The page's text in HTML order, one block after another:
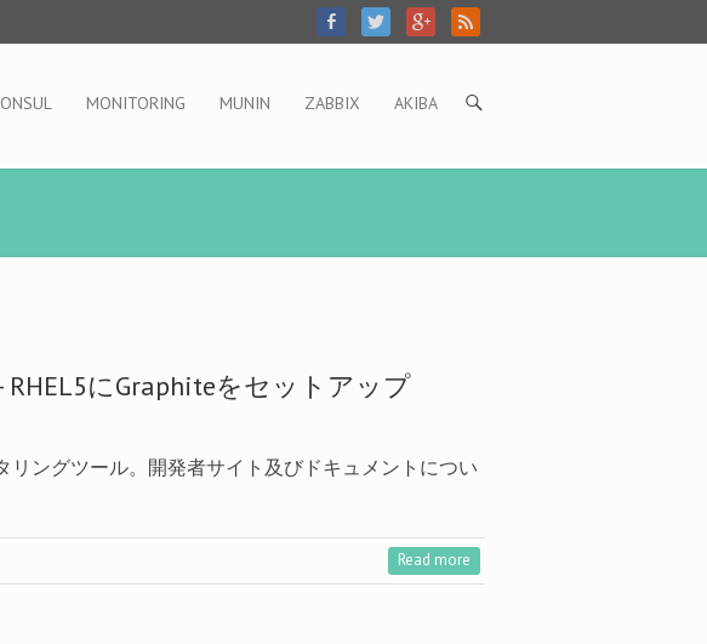
MONITORING MUNIN ZABBIX AKIBA
ングツール。開発者サイト及びドキュメントについ
Read more